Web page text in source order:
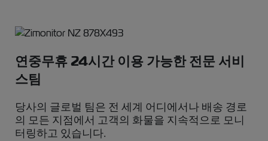
연중무휴 24시간 이용 가능한 전문 서비
스팀
당사의 글로벌 팀은 전 세계 어디에서나 배송 경로
의 모든 지점에서 고객의 화물을 지속적으로 모니
터링하고 있습니다.